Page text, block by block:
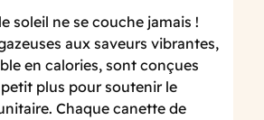
soleil ne se couche jamais !
aux saveurs vibrantes,
en calories, sont conçues
plus pour soutenir le
Chaque canette de